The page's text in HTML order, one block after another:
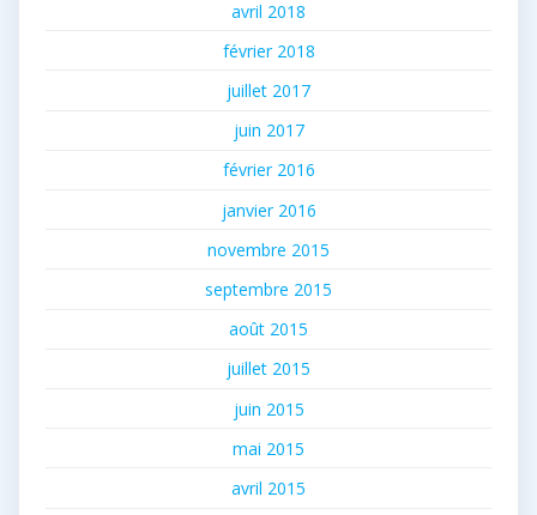
avril 2018
février 2018
juillet 2017
juin 2017
février 2016
janvier 2016
novembre 2015
septembre 2015
août 2015
juillet 2015
juin 2015
mai 2015
avril 2015